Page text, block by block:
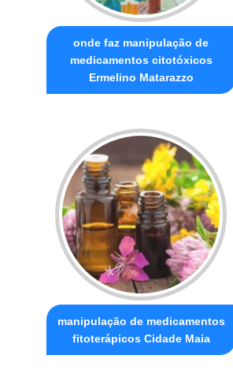
onde faz manipulação de
medicamentos citotóxicos
Ermelino Matarazzo
manipulação de medicamentos
fitoterápicos Cidade Maia